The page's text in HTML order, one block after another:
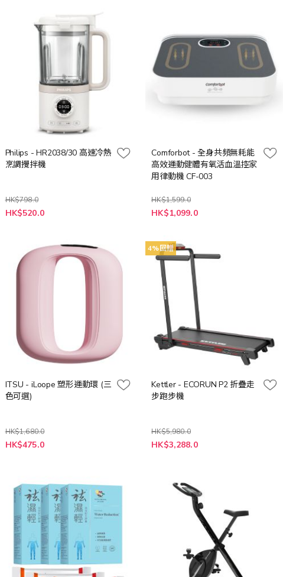
Philips - HR2038/30 高速冷熱
烹調攪拌機
HK$798.0
特
殊
HK$520.0
Comforbot - 全身共頻無耗能
高效運動健體有氧活血溫控家
用律動機 CF-003
HK$1,599.0
特
殊
HK$1,099.0
ITSU - iLoope 塑形運動環 (三
色可選)
HK$1,680.0
HK$475.0
4%回贈
Kettler - ECORUN P2 折疊走
步跑步機
HK$5,980.0
特
殊
HK$3,288.0